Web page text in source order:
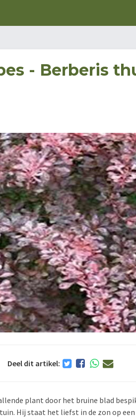
- Berberis
Deel dit artikel:
plant door het bruine blad
Hij staat het liefst in de zon op